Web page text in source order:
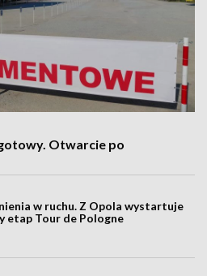
Otwarcie po
w ruchu. Z Opola wystartuje
etap Tour de Pologne